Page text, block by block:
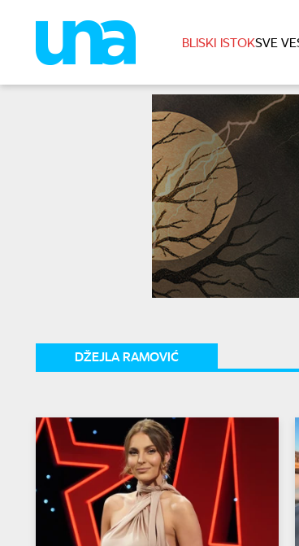
BLISKI ISTOKSVE
DŽEJLA RAMOVIĆ